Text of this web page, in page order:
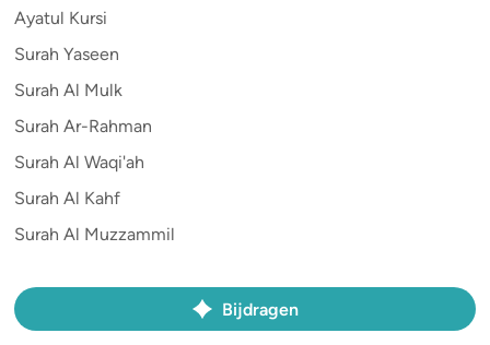
Ayatul Kursi
Surah Yaseen
Surah Al Mulk
Surah Ar-Rahman
Surah Al Waqi'ah
Surah Al Kahf
Surah Al Muzzammil
Bijdragen